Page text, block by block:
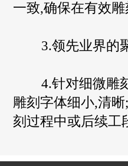
一致,确保在有效
3.领先业界的聚
4.针对细微雕刻
雕刻字体细小,清
刻过程中或后续工